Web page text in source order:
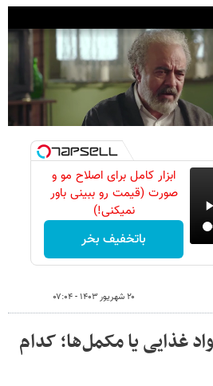
ابزار کامل برای اصلاح مو و
صورت (قیمت رو ببینی باور
نمیکنی!)
باتخفیف بخر
۲۰ شهریور ۱۴۰۳ - ۰۷:۰۴
غذایی یا مکمل‌ها؛ کدام